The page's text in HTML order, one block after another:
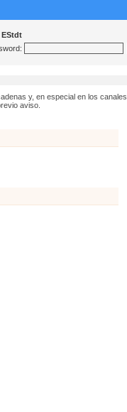
EStdt
y, en especial en los canales
aviso.